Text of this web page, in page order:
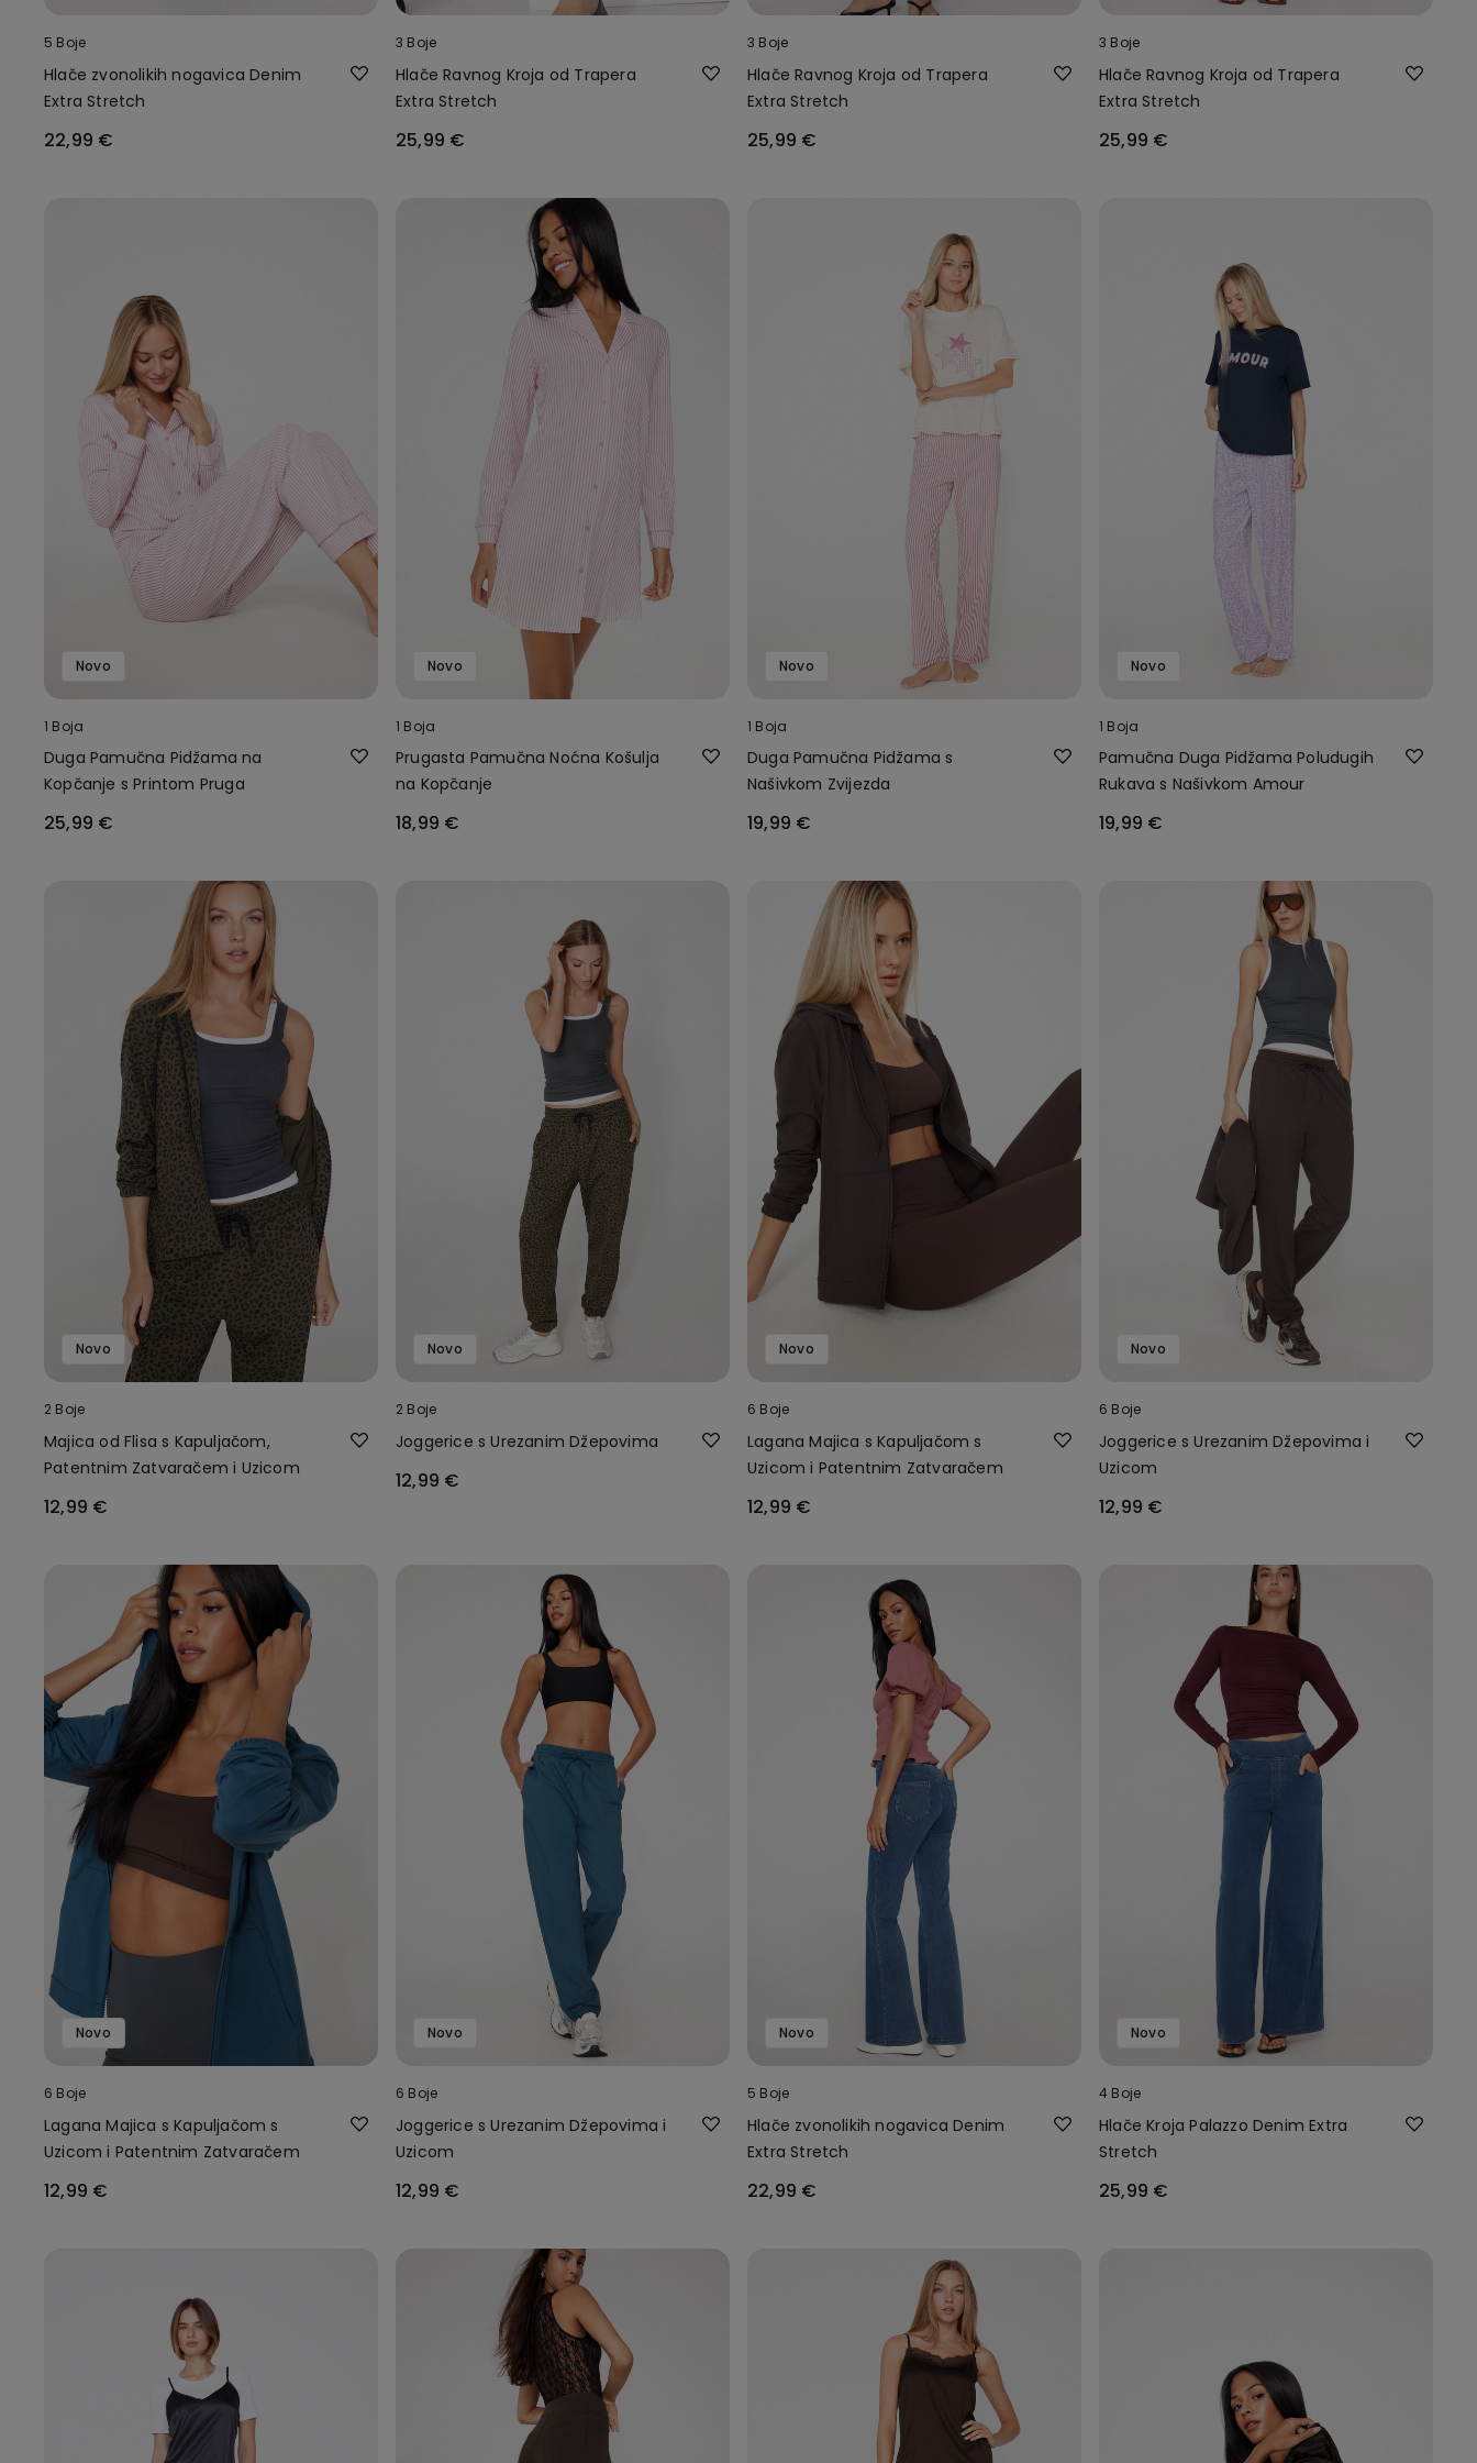
5 Boje
Hlače zvonolikih nogavica Denim
Extra Stretch
22,99 €
3 Boje
Hlače Ravnog Kroja od Trapera
Extra Stretch
25,99 €
3 Boje
Hlače Ravnog Kroja od Trapera
Extra Stretch
25,99 €
3 Boje
Hlače Ravnog Kroja od Trapera
Extra Stretch
25,99 €
Novo
1 Boja
Duga Pamučna Pidžama na
Kopčanje s Printom Pruga
25,99 €
Novo
1 Boja
Prugasta Pamučna Noćna Košulja
na Kopčanje
18,99 €
Novo
1 Boja
Duga Pamučna Pidžama s
Našivkom Zvijezda
19,99 €
Novo
1 Boja
Pamučna Duga Pidžama Poludugih
Rukava s Našivkom Amour
19,99 €
Novo
2 Boje
Majica od Flisa s Kapuljačom,
Patentnim Zatvaračem i Uzicom
12,99 €
Novo
2 Boje
Joggerice s Urezanim Džepovima
12,99 €
Novo
6 Boje
Lagana Majica s Kapuljačom s
Uzicom i Patentnim Zatvaračem
12,99 €
Novo
6 Boje
Joggerice s Urezanim Džepovima i
Uzicom
12,99 €
Novo
6 Boje
Lagana Majica s Kapuljačom s
Uzicom i Patentnim Zatvaračem
12,99 €
Novo
6 Boje
Joggerice s Urezanim Džepovima i
Uzicom
12,99 €
Novo
5 Boje
Hlače zvonolikih nogavica Denim
Extra Stretch
22,99 €
Novo
4 Boje
Hlače Kroja Palazzo Denim Extra
Stretch
25,99 €